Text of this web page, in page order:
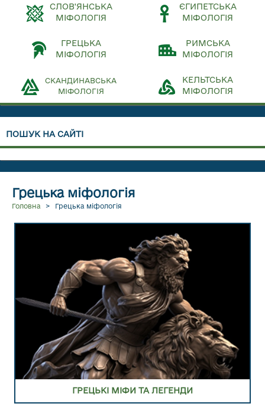
СЛОВ'ЯНСЬКА
МІФОЛОГІЯ
ЄГИПЕТСЬКА
МІФОЛОГІЯ
ГРЕЦЬКА
МІФОЛОГІЯ
РИМСЬКА
МІФОЛОГІЯ
СКАНДИНАВСЬКА
МІФОЛОГІЯ
КЕЛЬТСЬКА
МІФОЛОГІЯ
ПОШУК НА САЙТІ
Грецька міфологія
Головна > Грецька міфологія
ГРЕЦЬКІ МІФИ ТА ЛЕГЕНДИ
ПЕРЕЙТИ В РОЗДІЛ ГРЕЦЬКИЙ ПАНТЕОН БОГІВ